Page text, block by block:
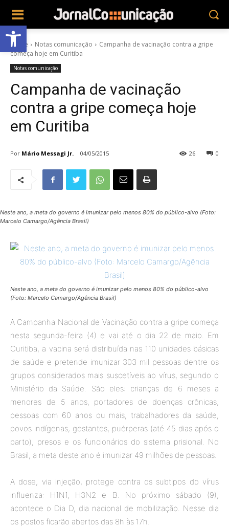
Abrir a barra de ferramentas
Home Notas comunicação
Campanha de vacinação contra a gripe
começa hoje em Curitiba
Notas comunicação
Campanha de vacinação
contra a gripe começa hoje
em Curitiba
Por Mário Messagi Jr. 04/05/2015 0
26
Neste ano, a meta do governo é imunizar pelo menos 80% do público-alvo (Foto:
Marcelo Camargo/Agência Brasil)
Neste ano, a meta do governo é imunizar pelo menos 80% do público-alvo
(Foto: Marcelo Camargo/Agência Brasil)
A Campanha Nacional de Vacinação contra a gripe começa
nesta segunda-feira (4) e vai até o dia 22 de maio. Em
Curitiba, a vacina será distribuída nas 110 unidades básicas
de saúde e pretende imunizar 303 mil pessoas dentre os
grupos considerados mais suscetíveis ao vírus, segundo o
Ministério da Saúde. São eles: crianças de 6 meses a
menores de 5 anos, portadores de doenças crônicas,
pessoas com 60 anos ou mais, trabalhadores da saúde,
povos indígenas, gestantes, puérperas (até 45 dias após o
parto), presos e os funcionários do sistema prisional. No
Brasil, a meta deste ano é imunizar 49 milhões de pessoas.
A dose, via injeção, protege contra os subtipos do vírus
influenza: H1N1, H3N2 e B. No próximo sábado (9),
acontece o Dia D, dia nacional de mobilização. Nesse dia
os postos ficarão abertos das 8h às 17h.